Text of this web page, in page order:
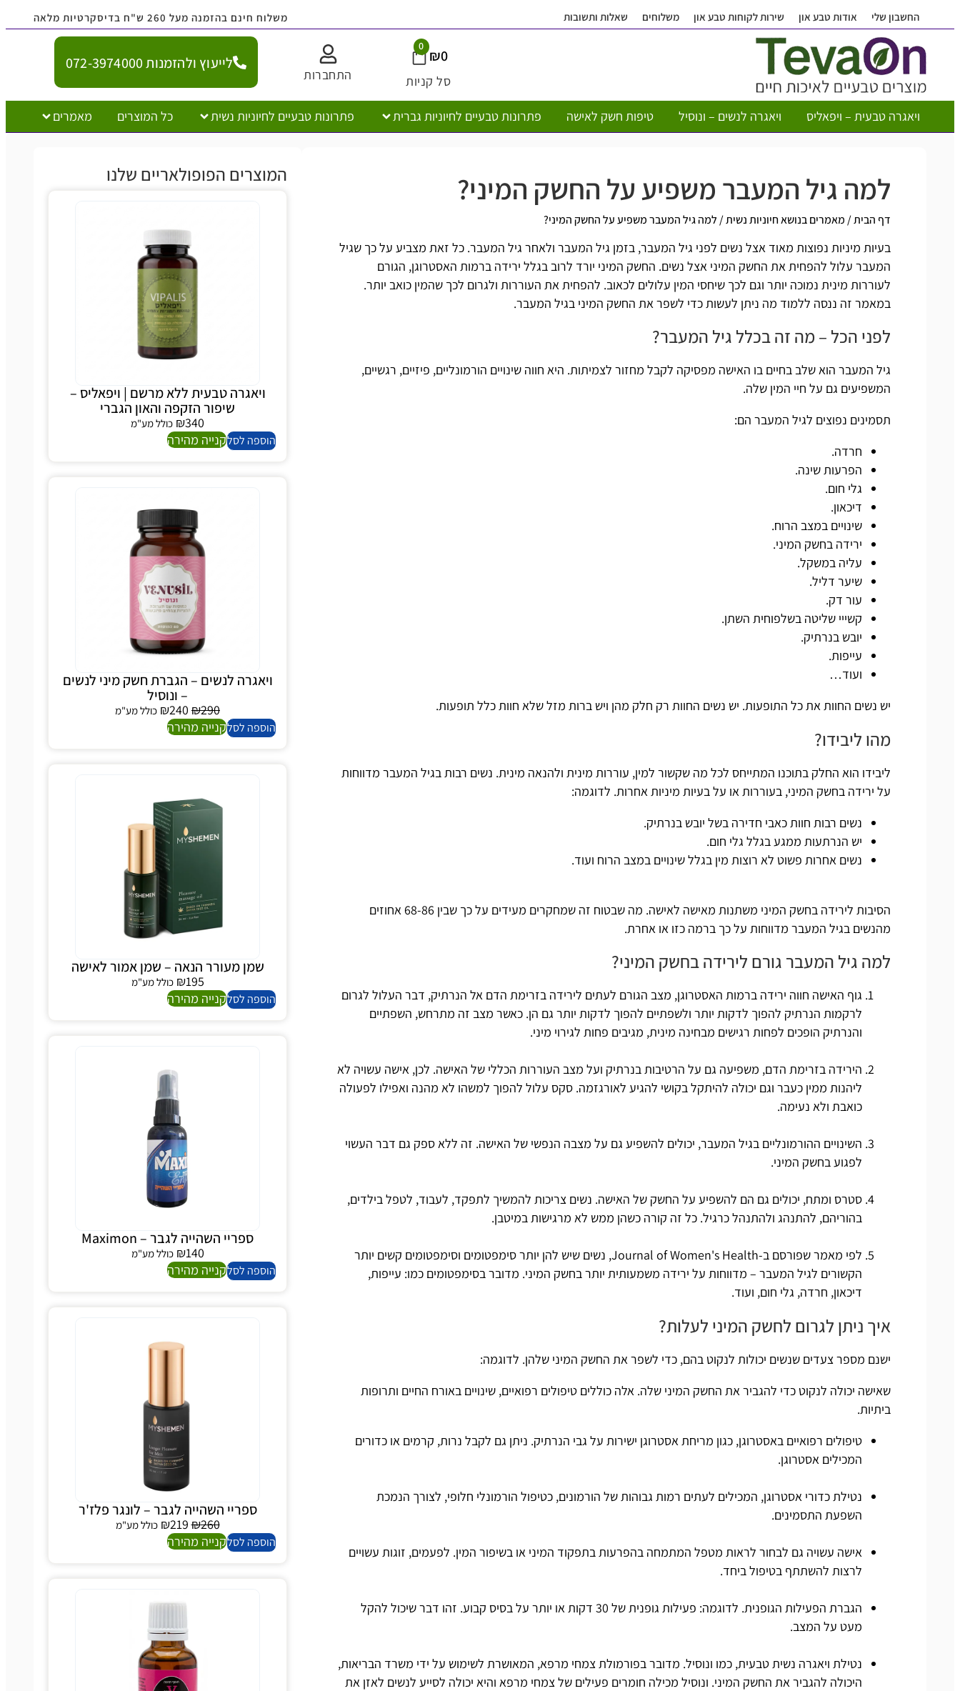
החשבון שלי אודות טבע און שירות לקוחות טבע און משלוחים שאלות ותשובות משלוח חינם בהזמנה מעל 260 ש"ח בדיסקרטיות מלאה
₪0
0
סל קניות התחברות
לייעוץ ולהזמנות 072-3974000
ויאגרה טבעית – ויפאליס ויאגרה לנשים – ונוסיל טיפות חשק לאישה פתרונות טבעיים לחיוניות גברית פתרונות טבעיים לחיוניות נשית כל המוצרים מאמרים
למה גיל המעבר משפיע על החשק המיני?
דף הבית/ מאמרים בנושא חיוניות נשית/ למה גיל המעבר משפיע על החשק המיני?
בעיות מיניות נפוצות מאוד אצל נשים לפני גיל המעבר, בזמן גיל המעבר ולאחר גיל המעבר. כל זאת מצביע על כך שגיל
המעבר עלול להפחית את החשק המיני אצל נשים. החשק המיני יורד לרוב בגלל ירידה ברמות האסטרוגן, הגורם
לעוררות מינית נמוכה יותר וגם לכך שיחסי המין עלולים לכאוב. להפחית את העוררות ולגרום לכך שהמין כואב יותר.
במאמר זה ננסה ללמוד מה ניתן לעשות כדי לשפר את החשק המיני בגיל המעבר.
לפני הכל – מה זה בכלל גיל המעבר?
גיל המעבר הוא שלב בחיים בו האישה מפסיקה לקבל מחזור לצמיתות. היא חווה שינויים הורמונליים, פיזיים, רגשיים,
המשפיעים גם על חיי המין שלה.
תסמינים נפוצים לגיל המעבר הם:
חרדה.
הפרעות שינה.
גלי חום.
דיכאון.
שינויים במצב הרוח.
ירידה בחשק המיני.
עליה במשקל.
שיער דליל.
עור דק.
קשייי שליטה בשלפוחית השתן.
יובש בנרתיק.
עייפות.
ועוד…
יש נשים החוות את כל התופעות. יש נשים החוות רק חלק מהן ויש ברות מזל שלא חוות כלל תופעות.
מהו ליבידו?
ליבידו הוא החלק בתוכנו המתייחס לכל מה שקשור למין, עוררות מינית ולהנאה מינית. נשים רבות בגיל המעבר מדווחות
על ירידה בחשק המיני, בעוררות או על בעיות מיניות אחרות. לדוגמה:
נשים רבות חוות כאבי חדירה בשל יובש בנרתיק.
יש הנרתעות ממגע בגלל גלי חום.
נשים אחרות פשוט לא רוצות מין בגלל שינויים במצב הרוח ועוד.
הסיבות לירידה בחשק המיני משתנות מאישה לאישה. מה שבטוח זה שמחקרים מעידים על כך שבין 68-86 אחוזים
מהנשים בגיל המעבר מדווחות על כך ברמה כזו או אחרת.
למה גיל המעבר גורם לירידה בחשק המיני?
גוף האישה חווה ירידה ברמות האסטרוגן, מצב הגורם לעתים לירידה בזרימת הדם אל הנרתיק, דבר העלול לגרום
לרקמות הנרתיק להפוך לדקות יותר ולשפתיים להפוך לדקות יותר גם הן. כאשר מצב זה מתרחש, השפתיים
והנרתיק הופכים לפחות רגישים מבחינה מינית, מגיבים פחות לגירוי מיני.
הירידה בזרימת הדם, משפיעה גם על הרטיבות בנרתיק ועל מצב העוררות הכללי של האישה. לכן, אישה עשויה לא
ליהנות ממין כעבר וגם יכולה להיתקל בקושי להגיע לאורגזמה. סקס עלול להפוך למשהו לא מהנה ואפילו לפעולה
כואבת ולא נעימה.
השינויים ההורמונליים בגיל המעבר, יכולים להשפיע גם על מצבה הנפשי של האישה. זה ללא ספק גם דבר העשוי
לפגוע בחשק המיני.
סטרס ומתח, יכולים גם הם להשפיע על החשק של האישה. נשים צריכות להמשיך לתפקד, לעבוד, לטפל בילדים,
בהוריהם, להתנהג ולהתנהל כרגיל. כל זה קורה כשהן ממש לא מרגישות במיטבן.
לפי מאמר שפורסם ב-Journal of Women's Health, נשים שיש להן יותר סימפטומים וסימפטומים קשים יותר
הקשורים לגיל המעבר – מדווחות על ירידה משמעותית יותר בחשק המיני. מדובר בסימפטומים כמו: עייפות,
דיכאון, חרדה, גלי חום, ועוד.
איך ניתן לגרום לחשק המיני לעלות?
ישנם מספר צעדים שנשים יכולות לנקוט בהם, כדי לשפר את החשק המיני שלהן. לדוגמה:
שאישה יכולה לנקוט כדי להגביר את החשק המיני שלה. אלה כוללים טיפולים רפואיים, שינויים באורח החיים ותרופות
ביתיות.
טיפולים רפואיים באסטרוגן, כגון מריחת אסטרוגן ישירות על גבי הנרתיק. ניתן גם לקבל נרות, קרמים או כדורים
המכילים אסטרוגן.
נטילת כדורי אסטרוגן, המכילים לעתים רמות גבוהות של הורמונים, כטיפול הורמונלי חלופי, לצורך הנמכת
השפעת התסמינים.
אישה עשויה גם לבחור לראות מטפל המתמחה בהפרעות בתפקוד המיני או בשיפור המין. לפעמים, זוגות עשויים
לרצות להשתתף בטיפול ביחד.
הגברת הפעילות הגופנית. לדוגמה: פעילות גופנית של 30 דקות או יותר על בסיס קבוע. זהו דבר שיכול להקל
מעט על המצב.
נטילת ויאגרה נשית טבעית, כמו ונוסיל. מדובר בפורמולת צמחי מרפא, המאושרת לשימוש על ידי משרד הבריאות,
היכולה להגביר את החשק המיני. ונוסיל מכילה חומרים פעילים של צמחי מרפא והיא יכולה לסייע לנשים לאזן את
המוצרים הפופולאריים שלנו
ויאגרה טבעית ללא מרשם | ויפאליס –
שיפור הזקפה והאון הגברי
₪340 כולל מע"מ
הוספה לסלקנייה מהירה
ויאגרה לנשים – הגברת חשק מיני לנשים
– ונוסיל
₪290
₪240 כולל מע"מ
הוספה לסלקנייה מהירה
שמן מעורר הנאה – שמן אמור לאישה
₪195 כולל מע"מ
הוספה לסלקנייה מהירה
ספריי השהייה לגבר – Maximon
₪140 כולל מע"מ
הוספה לסלקנייה מהירה
ספריי השהייה לגבר – לונגר פלז'ר
₪260
₪219 כולל מע"מ
הוספה לסלקנייה מהירה